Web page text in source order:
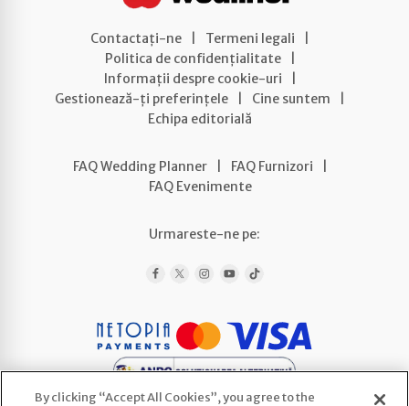
Contactați-ne Termeni legali
Politica de confidențialitate
Informații despre cookie-uri
Gestionează-ți preferințele
Cine suntem
Echipa editorială
FAQ Wedding Planner FAQ Furnizori
FAQ Evenimente
Urmareste-ne pe:
By clicking “Accept All Cookies”, you agree to the